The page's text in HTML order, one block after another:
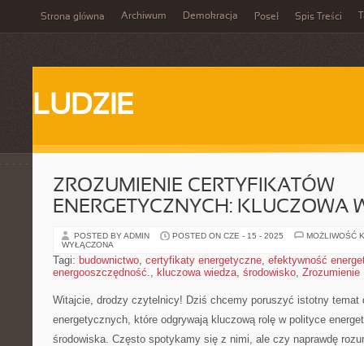
Strona główna Archiwum Demokracja Poseł Spis Treści
LUDZIE
ZROZUMIENIE CERTYFIKATÓW
ENERGETYCZNYCH: KLUCZOWA
POSTED BY ADMIN POSTED ON CZE - 15 - 2025
MOŻLIWOŚĆ
WYŁĄCZONA
Tagi: budownictwo, certyfikaty energetyczne, efektywność
energooszczędność., kluczowa wiedza, środowisko, Zrozumienie
Witajcie, drodzy czytelnicy! Dziś chcemy poruszyć istotny temat
energetycznych, które odgrywają kluczową rolę w polityce
środowiska. Często spotykamy się z nimi, ale czy naprawdę